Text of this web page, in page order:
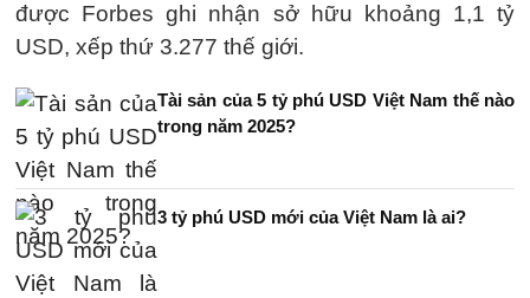
được Forbes ghi nhận sở hữu khoảng 1,1 tỷ
USD, xếp thứ 3.277 thế giới.
Tài sản của 5 tỷ phú USD Việt Nam thế nào
trong năm 2025?
3 tỷ phú USD mới của Việt Nam là ai?